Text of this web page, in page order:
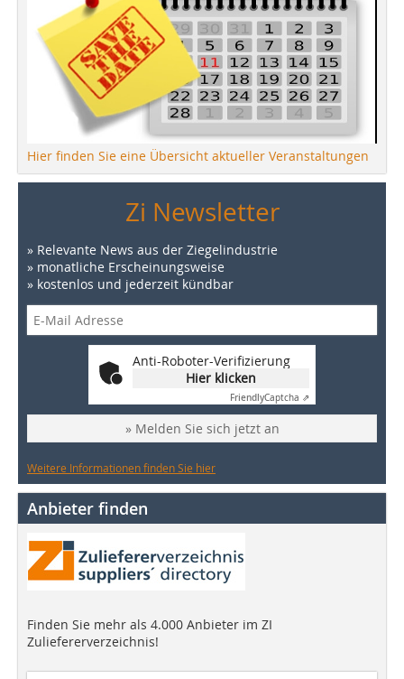
Hier finden Sie eine Übersicht aktueller Veranstaltungen
Zi Newsletter
» Relevante News aus der Ziegelindustrie
» monatliche Erscheinungsweise
» kostenlos und jederzeit kündbar
Anti-Roboter-Verifizierung
Hier klicken
FriendlyCaptcha ⇗
» Melden Sie sich jetzt an
Weitere Informationen finden Sie hier
Anbieter finden
Finden Sie mehr als 4.000 Anbieter im ZI
Zuliefererverzeichnis!